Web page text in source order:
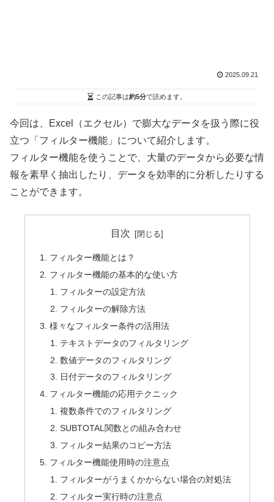
2025.09.21
この記事は約5分で読めます。
今回は、Excel（エクセル）で膨大なデータを扱う際に役
立つ「フィルター機能」について紹介します。
フィルター機能を使うことで、大量のデータから必要な情
報を素早く抽出したり、データを効率的に分析したりする
ことができます。
目次
フィルター機能とは？
フィルター機能の基本的な使い方
フィルターの設定方法
フィルターの解除方法
様々なフィルター条件の活用法
テキストデータのフィルタリング
数値データのフィルタリング
日付データのフィルタリング
フィルター機能の応用テクニック
複数条件でのフィルタリング
SUBTOTAL関数との組み合わせ
フィルター結果のコピー方法
フィルター機能使用時の注意点
フィルターがうまくかからない場合の対処法
フィルター実行時の注意点